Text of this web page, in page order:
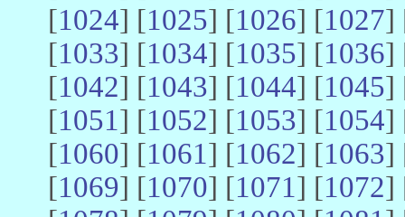
[1024] [1025] [1026] [1027]
[1033] [1034] [1035] [1036]
[1042] [1043] [1044] [1045]
[1051] [1052] [1053] [1054]
[1060] [1061] [1062] [1063]
[1069] [1070] [1071] [1072]